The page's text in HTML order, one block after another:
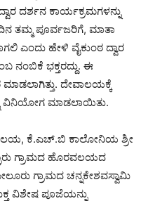
ದರ್ಶನ ಕಾರ್ಯಕ್ರಮಗಳನ್ನು
ತಮ್ಮ ಪೂರ್ವಜರಿಗೆ, ಮಾತಾ
ಎಂದು ಹೇಳಿ ವೈಕುಂಠ ದ್ವಾರ
ನಂಬಿಕೆ ಭಕ್ತರದ್ದು. ಈ
ದೇವಾಲಯಕ್ಕೆ
ವಿನಿಯೋಗ ಮಾಡಲಾಯಿತು.
ಕೆ.ಎಚ್.ಬಿ ಕಾಲೋನಿಯ ಶ್ರೀ
ಗ್ರಾಮದ ಹೊರವಲಯದ
ಗ್ರಾಮದ ಚನ್ನಕೇಶವಸ್ವಾಮಿ
ವಿಶೇಷ ಪೂಜೆಯನ್ನು